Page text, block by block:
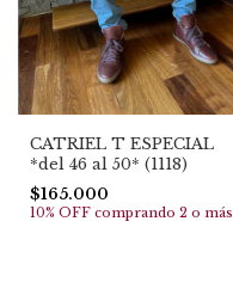
CATRIEL T ESPECIAL
*del 46 al 50* (1118)
$165.000
10% OFF comprando 2 o más